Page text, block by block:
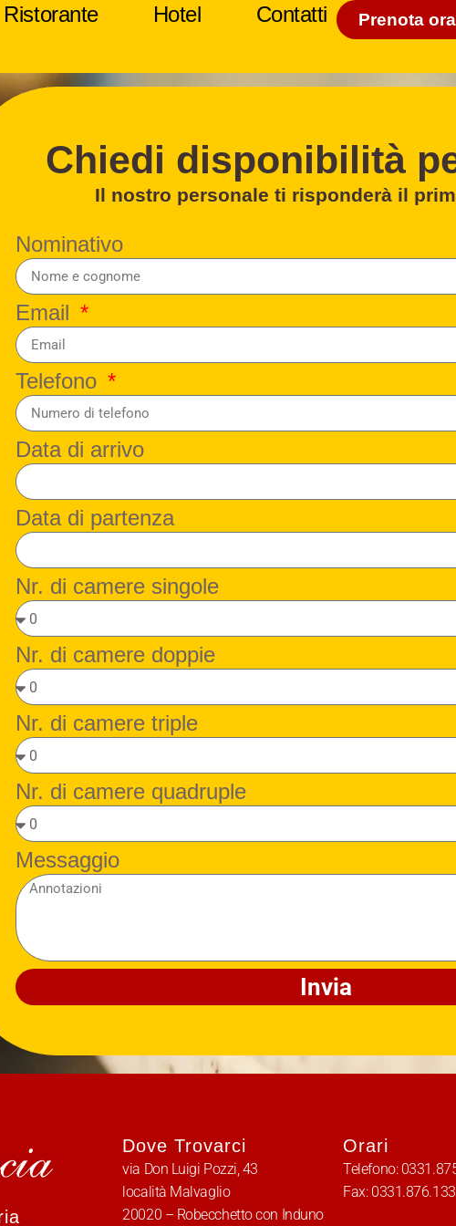
Ristorante Hotel Contatti Prenota ora
Chiedi disponibilità
Il nostro personale ti risponderà il
Nominativo
Email
Telefono
Data di arrivo
Data di partenza
Nr. di camere singole
Nr. di camere doppie
Nr. di camere triple
Nr. di camere quadruple
Messaggio
Invia
Dove Trovarci
via Don Luigi Pozzi, 43
località Malvaglio
20020 – Robecchetto con Induno
Orari
Telefono:
Fax: 0331.876.133